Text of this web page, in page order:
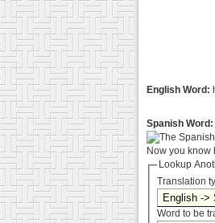
English Word:
Spanish Word:
Now you know
Lookup
Translation
Word to be